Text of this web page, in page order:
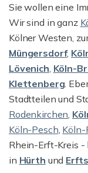
Sie wollen eine
Wir sind in ganz
Kölner Westen,
Müngersdorf,
Lövenich Köln-
Klettenberg .
Stadtteilen und
Rodenkirchen
Köln-Pesch Köln-
Rhein-Erft-Kreis
in Hürth und